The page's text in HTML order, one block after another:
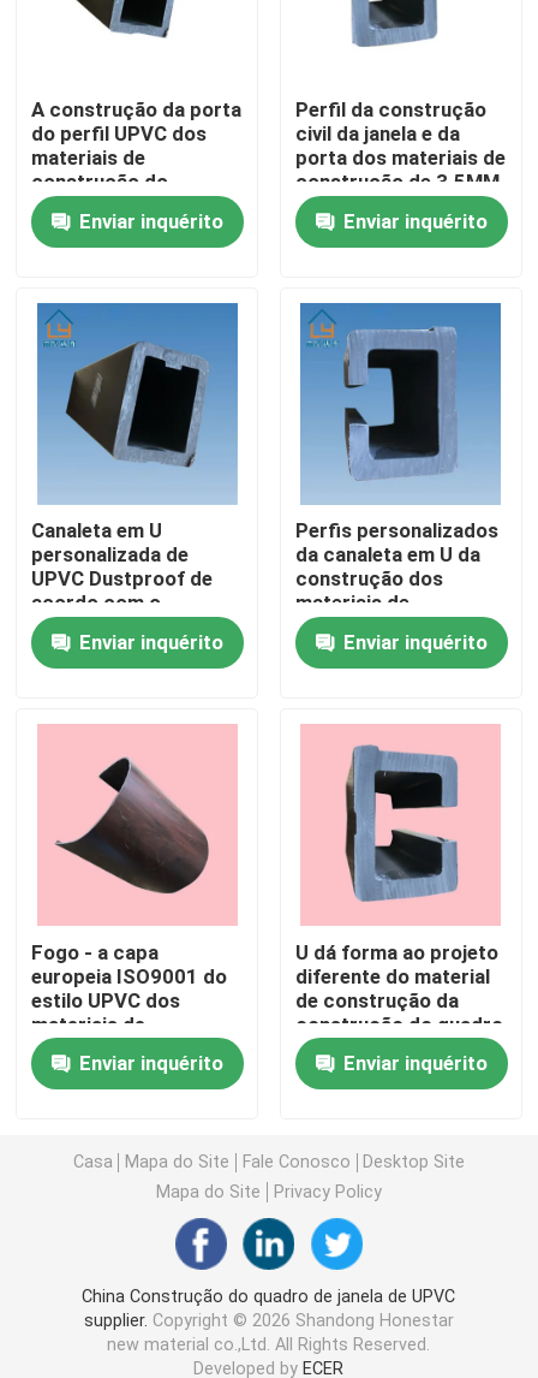
Casa
Produtos
Sobre nós
Excursão da fábrica
Controle da qualidade
Contacte-nos
Peça umas citações
Perfis da janela de UPVC
janela de batente do upvc
janela de deslizamento do upvc
Porta deslizante de UPVC
Janela de alumínio da ruptura térmica
Portas de alumínio da ruptura térmica
A construção da porta
do perfil UPVC dos
materiais de
construção do
retângulo UPVC
personalizou
Enviar inquérito
Perfil da construção
civil da janela e da
porta dos materiais de
construção de 3.5MM
4.5MM UPVC
Enviar inquérito
Canaleta em U
personalizada de
UPVC Dustproof de
acordo com o
desenho para a janela
e a portaEnviar inquérito
Perfis personalizados
da canaleta em U da
construção dos
materiais de
construção UPVC de
UPVCEnviar inquérito
Fogo - a capa
europeia ISO9001 do
estilo UPVC dos
materiais de
construção
retardadores de UPVC
aprovou
Enviar inquérito
U dá forma ao projeto
diferente do material
de construção da
construção do quadro
de janela de UPVC
Enviar inquérito
Casa Mapa do Site Fale Conosco
Desktop Site
Mapa do Site
Privacy Policy
China Construção do quadro de janela de UPVC
supplier. Copyright © 2026 Shandong Honestar
new material co.,Ltd. All Rights Reserved.
Developed by ECER